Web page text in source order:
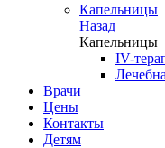
Капельницы
Назад
Капельницы
IV-
Врачи
Цены
Контакты
Детям